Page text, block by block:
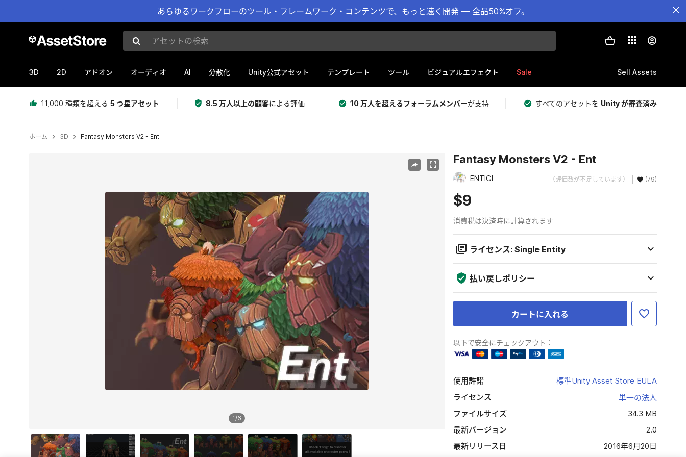
あらゆるワークフローのツール・フレームワーク・コンテンツで、もっと速く開発 — 全品50%オフ。
アセットの検索
3D 2D アドオン オーディオ AI 分散化 Unity公式アセット テンプレート ツール ビジュアルエフェクト Sale Sell Assets
11,000 種類を超える 5 つ星アセット 8.5 万人以上の顧客による評価 10 万人を超えるフォーラムメンバーが支持 すべてのアセットを Unity が審査済み
ホーム 3D Fantasy Monsters V2 - Ent
1/6
Fantasy Monsters V2 - Ent
ENTIGI （評価数が不足しています） (79)
$9
消費税は決済時に計算されます
ライセンス: Single Entity
払い戻しポリシー
カートに入れる
以下で安全にチェックアウト：
使用許諾
標準Unity Asset Store EULA
ライセンス
単一の法人
ファイルサイズ
34.3 MB
最新バージョン
2.0
最新リリース日
2016年6月20日